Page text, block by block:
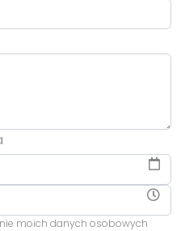
moich danych osobowych